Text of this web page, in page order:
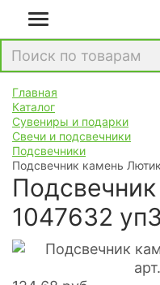
Главная
Каталог
Сувениры и подарки
Свечи и подсвечники
Подсвечники
Подсвечник камень
1047632